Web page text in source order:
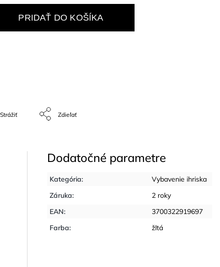
PRIDAŤ DO KOŠÍKA
Strážiť Zdieľať
Dodatočné parametre
Kategória:
Vybavenie ihriska
Záruka:
2 roky
EAN:
3700322919697
Farba: žltá